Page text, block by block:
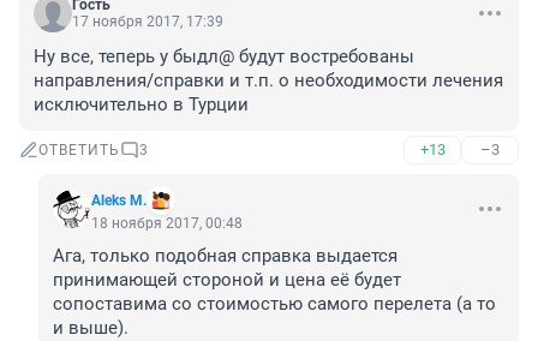
Гость
17 ноября 2017, 17:39
Ну все, теперь у быдл@ будут востребованы
направления/справки и т.п. о необходимости лечения
исключительно в Турции
ОТВЕТИТЬ 3 +13 –3
Aleks M.
18 ноября 2017, 00:48
Ага, только подобная справка выдается
принимающей стороной и цена её будет
сопоставима со стоимостью самого перелета (а то
и выше).